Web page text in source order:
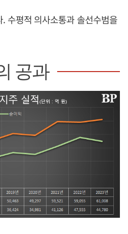
수평적 의사소통과 솔선수범을
공과